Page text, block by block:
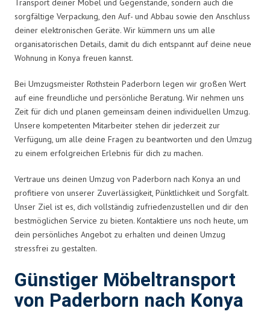
Transport deiner Möbel und Gegenstände, sondern auch die
sorgfältige Verpackung, den Auf- und Abbau sowie den Anschluss
deiner elektronischen Geräte. Wir kümmern uns um alle
organisatorischen Details, damit du dich entspannt auf deine neue
Wohnung in Konya freuen kannst.
Bei Umzugsmeister Rothstein Paderborn legen wir großen Wert
auf eine freundliche und persönliche Beratung. Wir nehmen uns
Zeit für dich und planen gemeinsam deinen individuellen Umzug.
Unsere kompetenten Mitarbeiter stehen dir jederzeit zur
Verfügung, um alle deine Fragen zu beantworten und den Umzug
zu einem erfolgreichen Erlebnis für dich zu machen.
Vertraue uns deinen Umzug von Paderborn nach Konya an und
profitiere von unserer Zuverlässigkeit, Pünktlichkeit und Sorgfalt.
Unser Ziel ist es, dich vollständig zufriedenzustellen und dir den
bestmöglichen Service zu bieten. Kontaktiere uns noch heute, um
dein persönliches Angebot zu erhalten und deinen Umzug
stressfrei zu gestalten.
Günstiger Möbeltransport
von Paderborn nach Konya